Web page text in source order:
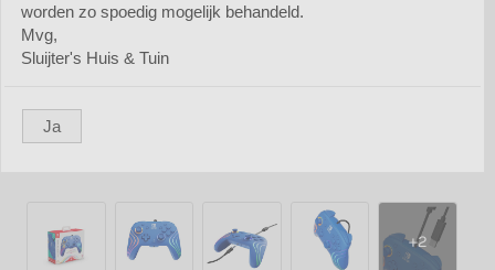
worden zo spoedig mogelijk behandeld.
Mvg,
Sluijter's Huis & Tuin
Ja